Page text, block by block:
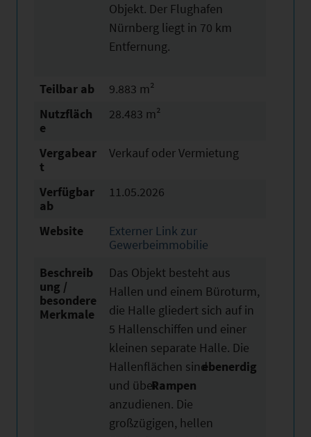
Objekt. Der Flughafen
Nürnberg liegt in 70 km
Entfernung.
Teilbar ab
9.883 m²
Nutzfläch
e
28.483 m²
Vergabear
t
Verkauf oder Vermietung
Verfügbar
ab
11.05.2026
Website
Externer Link zur
Gewerbeimmobilie
Beschreib
ung /
besondere
Merkmale
Das Objekt besteht aus
Hallen und einem Büroturm,
die Halle gliedert sich auf in
5 Hallenschiffen und einer
kleinen separate Halle. Die
Hallenflächen sindebenerdig
und überRampen
anzudienen. Die
großzügigen, hellen